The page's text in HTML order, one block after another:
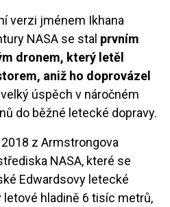
verzi jménem Ikhana
NASA se stal prvním
dronem, který letěl
aniž ho doprovázel
úspěch v náročném
do běžné letecké dopravy.
z Armstrongova
NASA, které se
Edwardsovy letecké
letové hladině 6 tisíc metrů,